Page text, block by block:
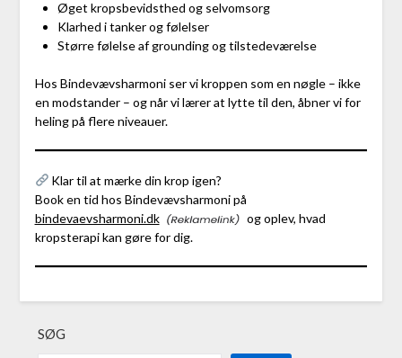
Øget kropsbevidsthed og selvomsorg
Klarhed i tanker og følelser
Større følelse af grounding og tilstedeværelse
Hos Bindevævsharmoni ser vi kroppen som en nøgle – ikke
en modstander – og når vi lærer at lytte til den, åbner vi for
heling på flere niveauer.
Klar til at mærke din krop igen?
Book en tid hos Bindevævsharmoni på
bindevaevsharmoni.dk
og oplev, hvad
kropsterapi kan gøre for dig.
SØG